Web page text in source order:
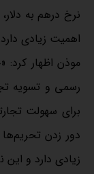
نرخ درهم به
اهمیت زیادی دارد
موذن اظهار کرد:
رسمی و تسویه
برای سهولت
دور زدن تحریم‌ها
زیادی دارد و این نرخ